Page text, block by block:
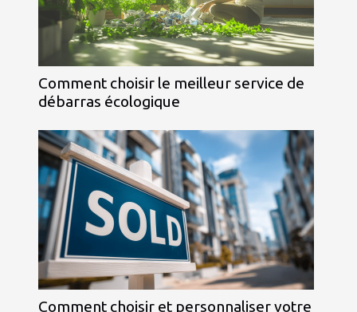
Comment choisir le meilleur service de
débarras écologique
Comment choisir et personnaliser votre